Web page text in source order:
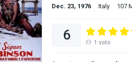
Dec. 23, 1976 Italy 107
6 1 voto